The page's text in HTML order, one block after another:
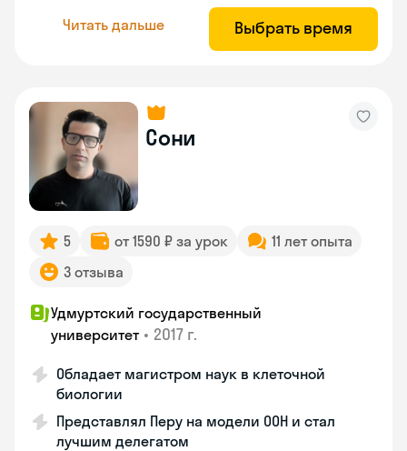
Читать дальше Выбрать время
Сони
5 от 1590 ₽ за урок
11 лет опыта
3 отзыва
Удмуртский государственный
университет • 2017 г.
Обладает магистром наук в клеточной
биологии
Представлял Перу на модели ООН и стал
лучшим делегатом